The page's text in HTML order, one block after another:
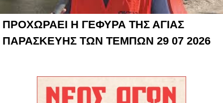
ΠΡΟΧΩΡΑΕΙ Η ΓΕΦΥΡΑ ΤΗΣ ΑΓΙΑΣ
ΠΑΡΑΣΚΕΥΗΣ ΤΩΝ ΤΕΜΠΩΝ 29 07 2026